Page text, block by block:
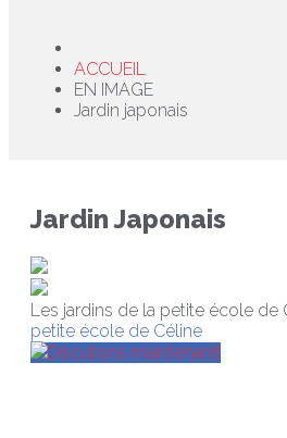
ACCUEIL
EN IMAGE
Jardin japonais
Jardin Japonais
Les jardins de la petite école de
petite école de Céline
Discutons maintenant!